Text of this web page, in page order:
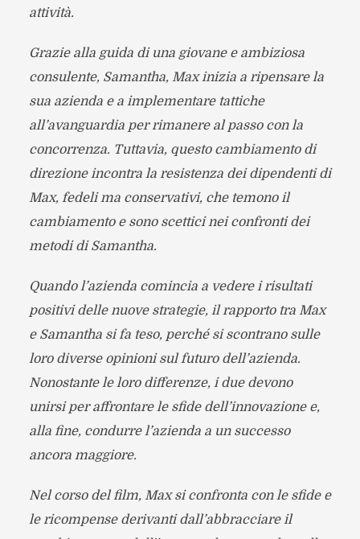
attività.
Grazie alla guida di una giovane e ambiziosa
consulente, Samantha, Max inizia a ripensare la
sua azienda e a implementare tattiche
all’avanguardia per rimanere al passo con la
concorrenza. Tuttavia, questo cambiamento di
direzione incontra la resistenza dei dipendenti di
Max, fedeli ma conservativi, che temono il
cambiamento e sono scettici nei confronti dei
metodi di Samantha.
Quando l’azienda comincia a vedere i risultati
positivi delle nuove strategie, il rapporto tra Max
e Samantha si fa teso, perché si scontrano sulle
loro diverse opinioni sul futuro dell’azienda.
Nonostante le loro differenze, i due devono
unirsi per affrontare le sfide dell’innovazione e,
alla fine, condurre l’azienda a un successo
ancora maggiore.
Nel corso del film, Max si confronta con le sfide e
le ricompense derivanti dall’abbracciare il